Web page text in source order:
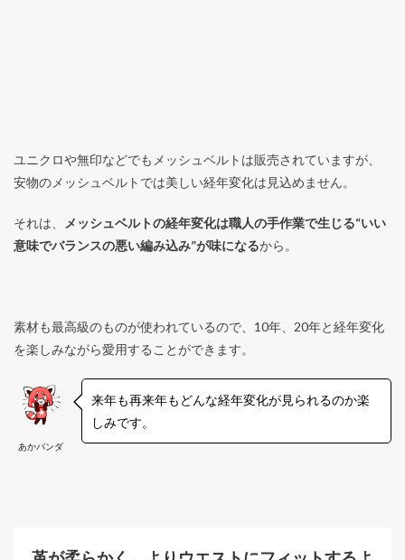
ユニクロや無印などでもメッシュベルトは販売されていますが、
安物のメッシュベルトでは美しい経年変化は見込めません。
それは、
メッシュベルトの経年変化は職人の手作業で生じる“いい
意味でバランスの悪い編み込み”が味になるから。
素材も最高級のものが使われているので、10年、20年と経年変化
を楽しみながら愛用することができます。
あかパンダ
来年も再来年もどんな経年変化が見られるのか楽
しみです。